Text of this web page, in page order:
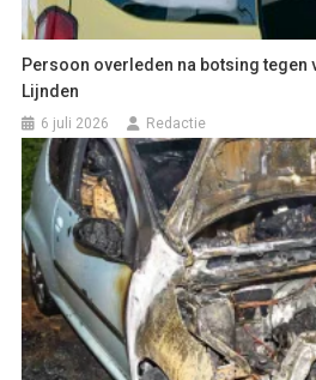
Persoon overleden na botsing tegen
Lijnden
6 juli 2026 Redactie